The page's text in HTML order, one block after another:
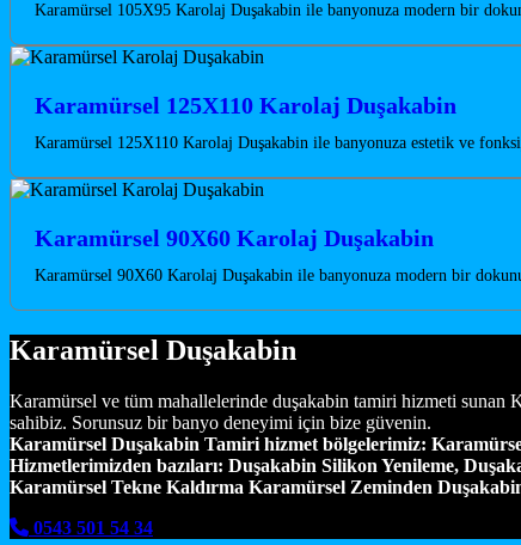
Karamürsel 105X95 Karolaj Duşakabin ile banyonuza modern bir
Karamürsel 125X110 Karolaj Duşakabin
Karamürsel 125X110 Karolaj Duşakabin ile banyonuza estetik ve
Karamürsel 90X60 Karolaj Duşakabin
Karamürsel 90X60 Karolaj Duşakabin ile banyonuza modern bir
Karamürsel Duşakabin
Karamürsel ve tüm mahallelerinde duşakabin tamiri hizmeti sunan
sahibiz. Sorunsuz bir banyo deneyimi için bize güvenin.
Karamürsel Duşakabin Tamiri hizmet bölgelerimiz:
Hizmetlerimizden bazıları: Duşakabin Silikon Yenileme,
Karamürsel Tekne Kaldırma Karamürsel Zeminden
0543 501 54 34